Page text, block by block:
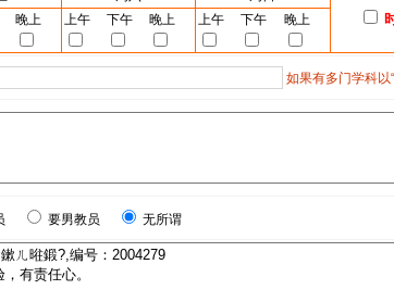
晚上 上午 下午 晚上 上午 下午 晚上
如果有多门学科以
要男教员 无所谓